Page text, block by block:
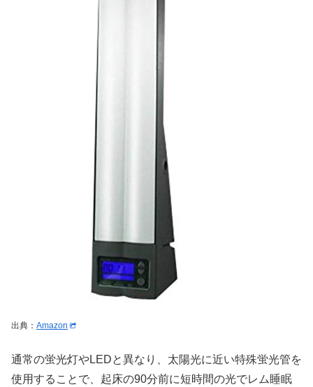
出典： Amazon
通常の蛍光灯やLEDと異なり、太陽光に近い特殊蛍光管を
使用することで、起床の90分前に短時間の光でレム睡眠